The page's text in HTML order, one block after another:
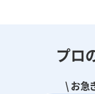
プロ
\ お急